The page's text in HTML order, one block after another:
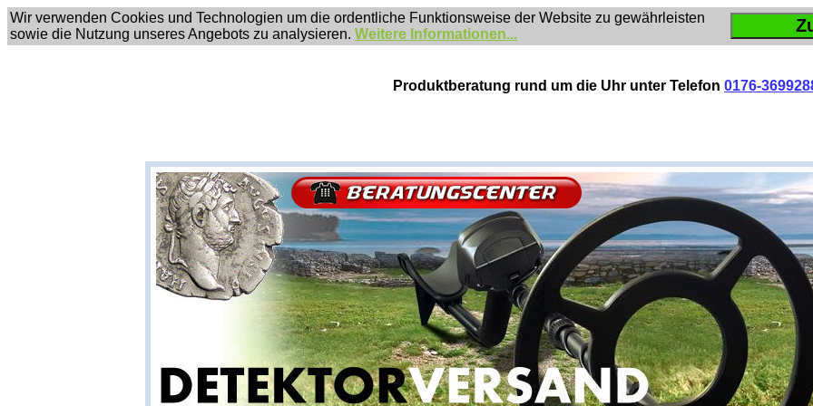
Wir verwenden Cookies und Technologien um die ordentliche Funktionsweise der Website zu gewährleisten
sowie die Nutzung unseres Angebots zu analysieren. Weitere Informationen...
Produktberatung rund um die Uhr unter Telefon 0176-